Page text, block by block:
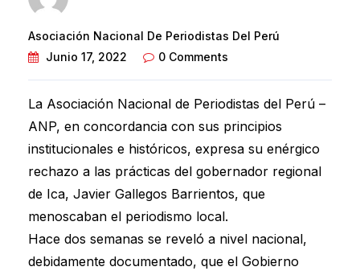
Asociación Nacional De Periodistas Del Perú
Junio 17, 2022
0 Comments
La Asociación Nacional de Periodistas del Perú –
ANP, en concordancia con sus principios
institucionales e históricos, expresa su enérgico
rechazo a las prácticas del gobernador regional
de Ica, Javier Gallegos Barrientos, que
menoscaban el periodismo local.
Hace dos semanas se reveló a nivel nacional,
debidamente documentado, que el Gobierno